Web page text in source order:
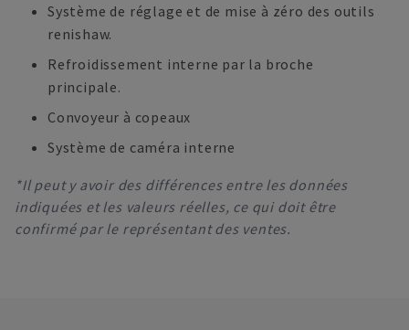
Système de réglage et de mise à zéro des outils
renishaw.
Refroidissement interne par la broche
principale.
Convoyeur à copeaux
Système de caméra interne
*Il peut y avoir des différences entre les données
indiquées et les valeurs réelles, ce qui doit être
confirmé par le représentant des ventes.